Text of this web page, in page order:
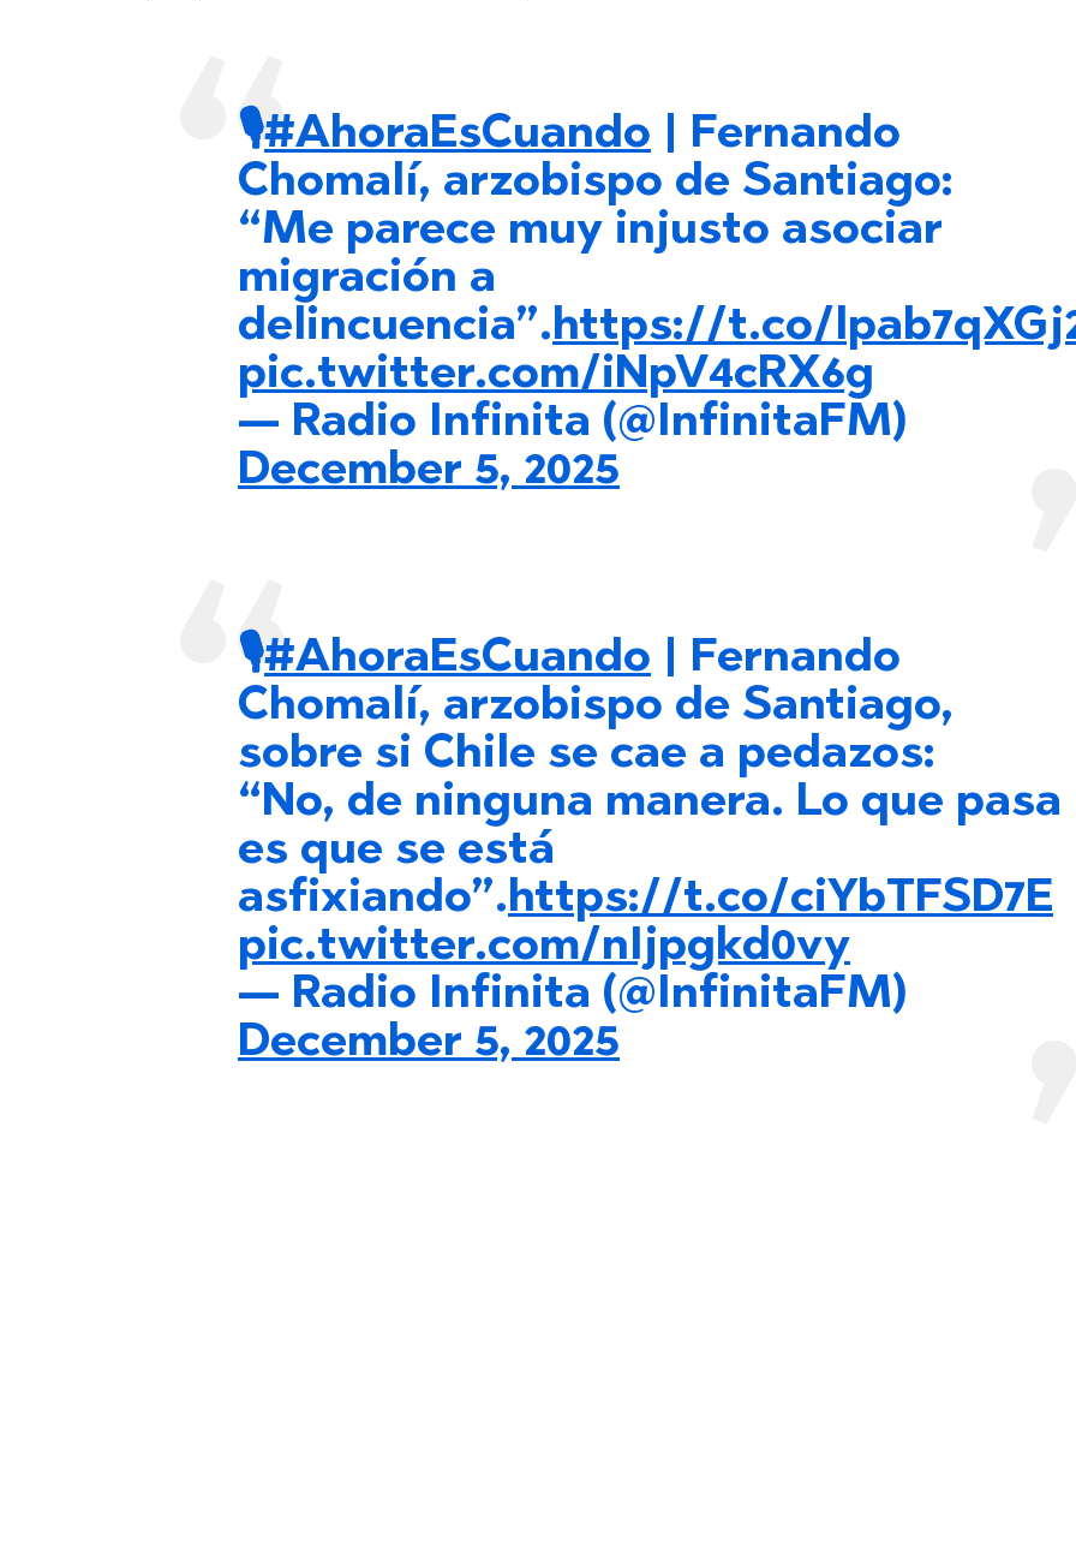
🎙️#AhoraEsCuando | Fernando
Chomalí, arzobispo de Santiago:
“Me parece muy injusto asociar
migración a
delincuencia”.https://t.co/
pic.twitter.com/iNpV4cRX6g
— Radio Infinita (@InfinitaFM)
December 5, 2025
🎙️#AhoraEsCuando | Fernando
Chomalí, arzobispo de Santiago,
sobre si Chile se cae a pedazos:
“No, de ninguna manera. Lo que pasa
es que se está
asfixiando”.https://t.co/ciYbTFSD7E
pic.twitter.com/nIjpgkd0vy
— Radio Infinita (@InfinitaFM)
December 5, 2025